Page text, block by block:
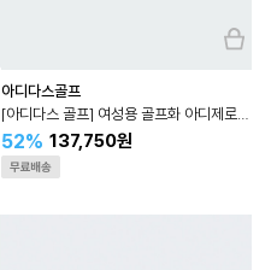
아디다스골프
52% 137,750원